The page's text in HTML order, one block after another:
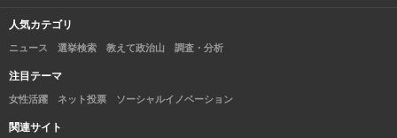
人気カテゴリ
ニュース 選挙検索 教えて政治山 調査・分析
注目テーマ
女性活躍 ネット投票 ソーシャルイノベーション
関連サイト